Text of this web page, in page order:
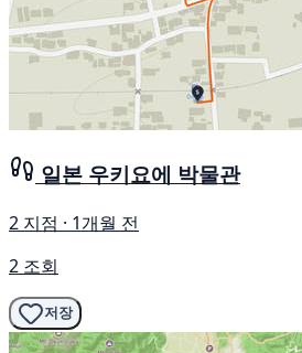
일본 우키요에 박물관
2 지점 · 1개월 전
2 조회
저장